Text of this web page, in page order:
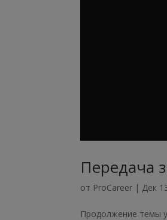
Передача
от ProCareer | Дек
Продолжение темы